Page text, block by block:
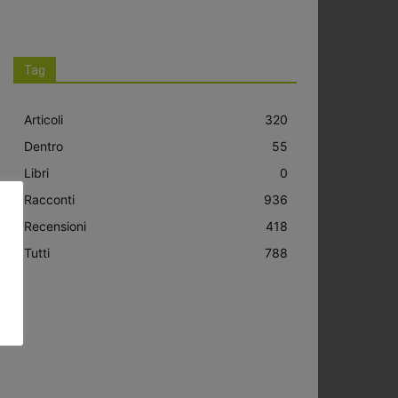
Tag
Articoli
320
Dentro
55
Libri
0
Racconti
936
Recensioni
418
Tutti
788